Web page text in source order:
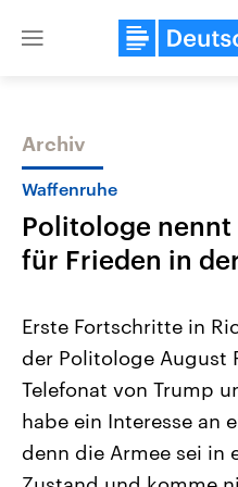
Close
Themen
Landtagswahl Sachsen-Anhalt
2026
Alle Informationen
Sachsen-Anhalt wählt am 6.
September 2026 einen
Landtag. Seit 2021 wird das
Bundesland von einer
Archiv
Waffenruhe
Politologe nennt
für Frieden in
Erste Fortschritte in
der Politologe August
Telefonat von Trump
habe ein Interesse an
denn die Armee sei in